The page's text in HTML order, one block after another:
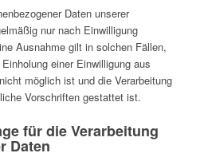
Daten unserer
nur nach Einwilligung
Ausnahme gilt in solchen Fällen,
einer Einwilligung aus
möglich ist und die Verarbeitung
Vorschriften gestattet ist.
für die Verarbeitung
Daten